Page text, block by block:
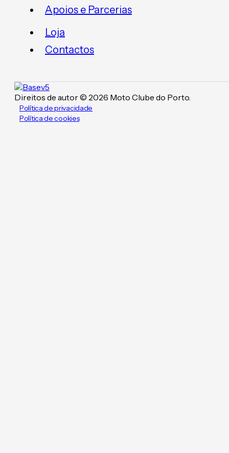
Apoios e Parcerias
Loja
Contactos
Direitos de autor © 2026 Moto Clube do Porto.
Política de privacidade
Política de cookies